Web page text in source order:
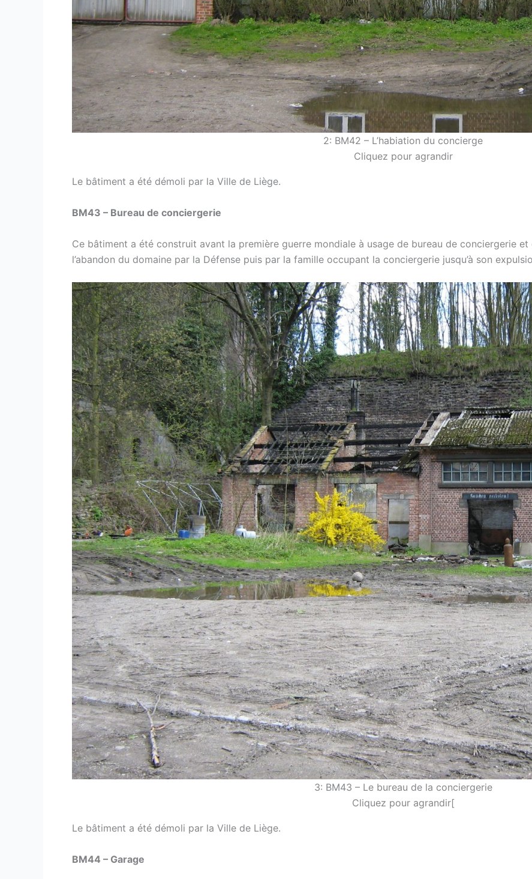
2: BM42 – L’habiation du concierge
Cliquez pour agrandir
Le bâtiment a été démoli par la Ville de Liège.
BM43 – Bureau de conciergerie
Ce bâtiment a été construit avant la première guerre mondiale à usage de bureau de conciergerie et
l’abandon du domaine par la Défense puis par la famille occupant la conciergerie jusqu’à son
3: BM43 – Le bureau de la conciergerie
Cliquez pour agrandir[
Le bâtiment a été démoli par la Ville de Liège.
BM44 – Garage